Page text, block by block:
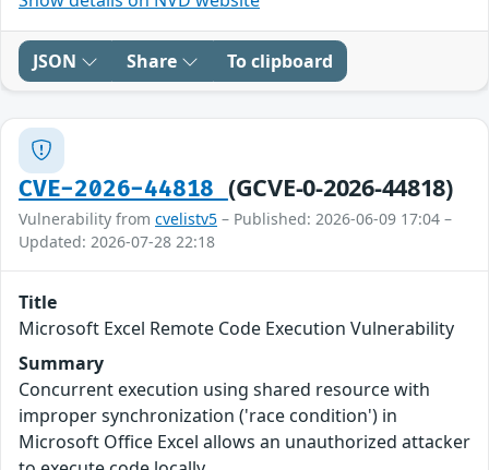
JSON Share To clipboard
CVE-2026-44818 (GCVE-0-2026-44818)
Vulnerability from cvelistv5 – Published: 2026-06-09 17:04 –
Updated: 2026-07-28 22:18
Title
Microsoft Excel Remote Code Execution Vulnerability
Summary
Concurrent execution using shared resource with
improper synchronization ('race condition') in
Microsoft Office Excel allows an unauthorized attacker